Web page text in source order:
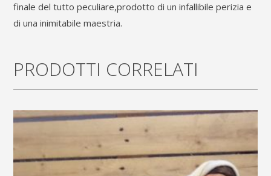
finale del tutto peculiare,prodotto di un infallibile perizia e
di una inimitabile maestria.
PRODOTTI CORRELATI